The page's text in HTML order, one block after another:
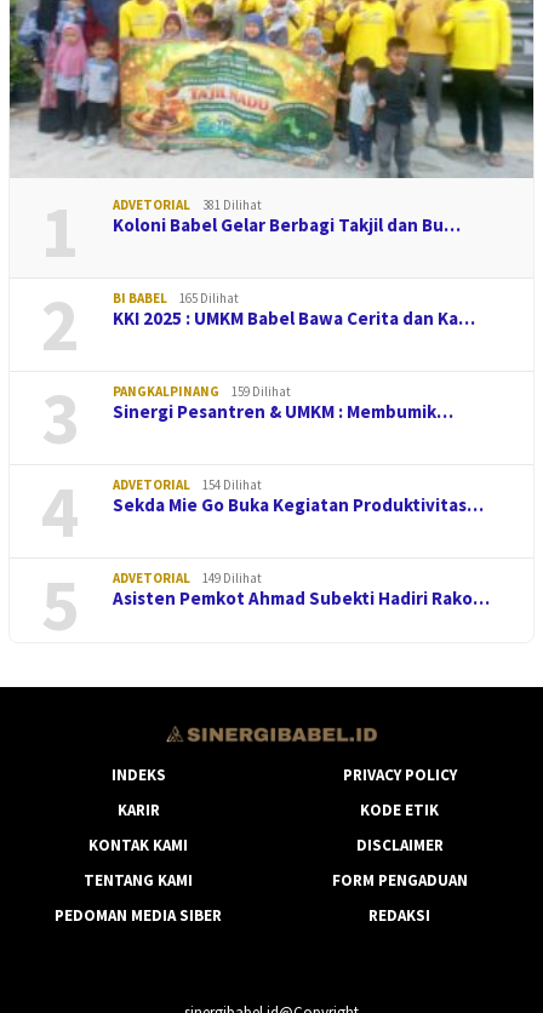
1 ADVETORIAL 381 Dilihat
Koloni Babel Gelar Berbagi Takjil dan Bu…
2 BI BABEL 165 Dilihat
KKI 2025 : UMKM Babel Bawa Cerita dan Ka…
3 PANGKALPINANG 159 Dilihat
Sinergi Pesantren & UMKM : Membumik…
4 ADVETORIAL 154 Dilihat
Sekda Mie Go Buka Kegiatan Produktivitas…
5 ADVETORIAL 149 Dilihat
Asisten Pemkot Ahmad Subekti Hadiri Rako…
INDEKS
PRIVACY POLICY
KARIR
KODE ETIK
KONTAK KAMI
DISCLAIMER
TENTANG KAMI
FORM PENGADUAN
PEDOMAN MEDIA SIBER
REDAKSI